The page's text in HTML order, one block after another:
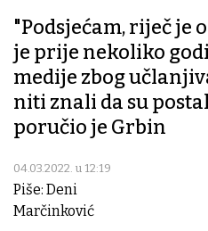
"Podsjećam, riječ je
je prije nekoliko
medije zbog
niti znali da su
poručio je Grbin
04.03.2022. u 12:19
Piše: Deni
Marčinković